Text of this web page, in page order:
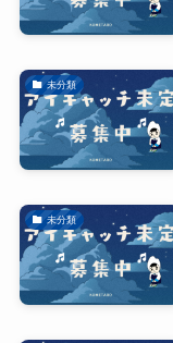
未分類
未分類